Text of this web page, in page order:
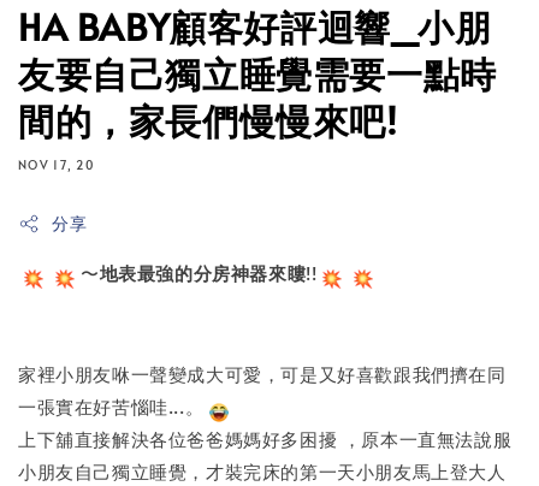
HA BABY顧客好評迴響_小朋
友要自己獨立睡覺需要一點時
間的，家長們慢慢來吧!
NOV 17, 20
分享
〜地表最強的分房神器來瞜!!
家裡小朋友咻一聲變成大可愛，可是又好喜歡跟我們擠在同
一張實在好苦惱哇...。
上下舖直接解決各位爸爸媽媽好多困擾 ，原本一直無法說服
小朋友自己獨立睡覺，才裝完床的第一天小朋友馬上登大人